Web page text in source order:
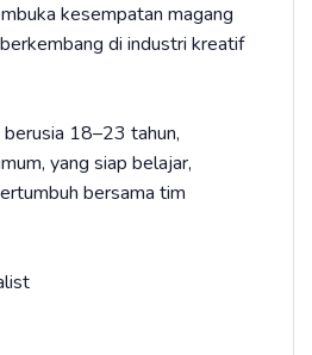
kesempatan magang
di industri kreatif
berusia 18–23 tahun,
yang siap belajar,
bersama tim